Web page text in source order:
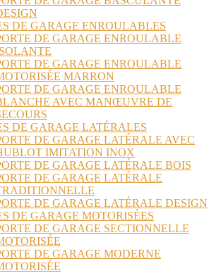
DE GARAGE ENROULABLES
DE GARAGE ENROULABLE
DE GARAGE ENROULABLE
MARRON
DE GARAGE ENROULABLE
AVEC MANŒUVRE DE
DE GARAGE LATÉRALES
DE GARAGE LATÉRALE AVEC
IMITATION INOX
DE GARAGE LATÉRALE BOIS
DE GARAGE LATÉRALE
DE GARAGE LATÉRALE DESIGN
DE GARAGE MOTORISÉES
DE GARAGE SECTIONNELLE
DE GARAGE MODERNE